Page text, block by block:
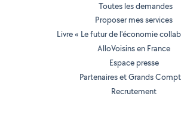
Toutes les demandes
Proposer mes services
Livre « Le futur de l'économie
AlloVoisins en France
Espace presse
Partenaires et Grands
Recrutement